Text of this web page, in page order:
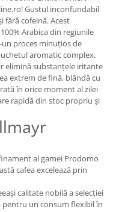
Gustul inconfundabil
fără cofeină. Acest
Arabica din regiunile
proces minuțios de
aromatic complex.
elimină substanțele iritante
extrem de fină, blândă cu
în orice moment al zilei
rapidă din stoc propriu și
al gamei Prodomo
cafea excelează prin
calitate nobilă a selecției
pentru un consum flexibil în